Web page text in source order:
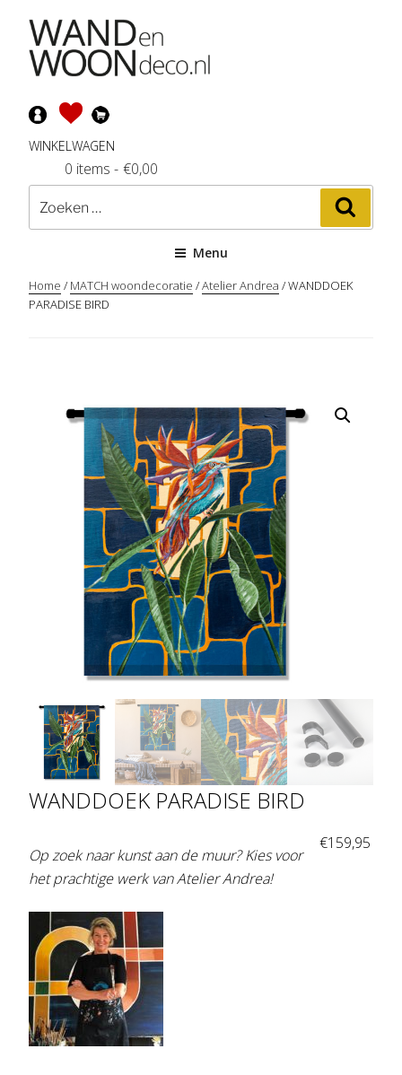
inhoud
WINKELWAGEN
- €0,00
0 items
Zoeken
naar:
Menu
Home / MATCH woondecoratie /Atelier Andrea / WANDDOEK
PARADISE BIRD
WANDDOEK PARADISE BIRD
€159,95
Op zoek naar kunst aan de muur? Kies voor
het prachtige werk van Atelier Andrea!